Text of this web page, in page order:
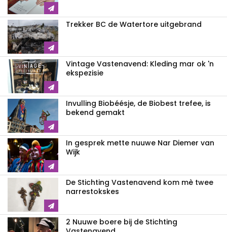
Trekker BC de Watertore uitgebrand
Vintage Vastenavend: Kleding mar ok 'n
ekspezisie
Invulling Biobéésje, de Biobest trefee, is
bekend gemakt
In gesprek mette nuuwe Nar Diemer van
Wijk
De Stichting Vastenavend kom mè twee
narrestokskes
2 Nuuwe boere bij de Stichting